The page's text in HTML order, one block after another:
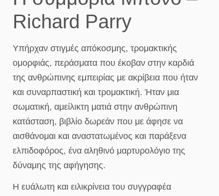
Richard Parry
Υπήρχαν στιγμές απόκοσμης, τρομακτικής
ομορφιάς, περάσματα που έκοβαν στην καρδιά
της ανθρώπινης εμπειρίας με ακρίβεια που ήταν
και συναρπαστική και τρομακτική. Ήταν μια
σωματική, αμείλικτη ματιά στην ανθρώπινη
κατάσταση, βιβλίο δωρεάν που με άφησε να
αισθάνομαι και αναστατωμένος και παράξενα
ελπιδοφόρος, ένα αληθινό μαρτυρολόγιο της
δύναμης της αφήγησης.
Η ευάλωτη και ειλικρίνεια του συγγραφέα